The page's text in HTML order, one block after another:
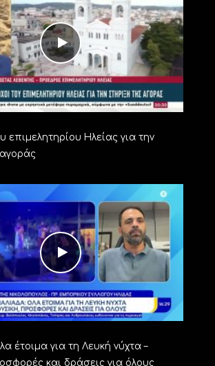
επιμελητηρίου Ηλείας για την
έτοιμα για τη Λευκή νύχτα –
και δράσεις για όλους